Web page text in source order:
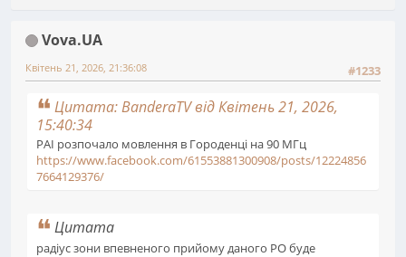
Vova.UA
#1233
Квітень 21, 2026, 21:36:08
Цитата: BanderaTV від Квітень 21, 2026,
15:40:34
РАІ розпочало мовлення в Городенці на 90 МГц
https://www.facebook.com/61553881300908/posts/12224856
7664129376/
Цитата
радіус зони впевненого прийому даного РО буде